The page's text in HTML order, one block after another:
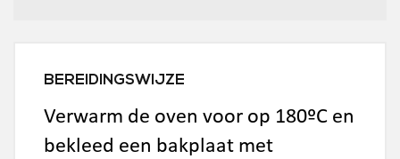
BEREIDINGSWIJZE
Verwarm de oven voor op 180ºC en
bekleed een bakplaat met